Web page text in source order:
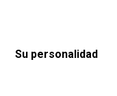
Su personalidad